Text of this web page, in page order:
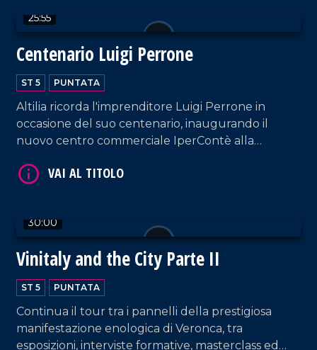
25:55
Centenario Luigi Perrone
ST 5 PUNTATA
Altilia ricorda l'imprenditore Luigi Perrone in
occasione del suo centenario, inaugurando il
nuovo centro commerciale IperContè alla
30:00
Vinitaly and the City Parte II
ST 5 PUNTATA
Continua il tour tra i pannelli della prestigiosa
manifestazione enologica di Veronca, tra
esposizioni, interviste formative, masterclass ed
VAI AL TITOLO
VAI AL TITOLO
VAI AL TITOLO